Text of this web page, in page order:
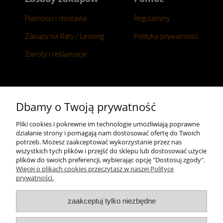
Płatności i dostawa
Zakupy na Raty / Leasing
Zwroty i reklamacje
Regulaminy
Polityka prywatności
Kontakt
+48 696 50 70 20
sklep@notopstryk.pl
Dbamy o Twoją prywatność
Pliki cookies i pokrewne im technologie umożliwiają poprawne
działanie strony i pomagają nam dostosować ofertę do Twoich
potrzeb. Możesz zaakceptować wykorzystanie przez nas
wszystkich tych plików i przejść do sklepu lub dostosować użycie
plików do swoich preferencji, wybierając opcję "Dostosuj zgody".
Więcej o plikach cookies przeczytasz w naszej Polityce
prywatności.
zaakceptuj tylko niezbędne